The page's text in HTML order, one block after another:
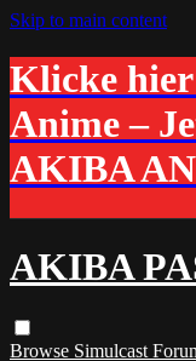
Skip to main content
Klicke
Anime –
AKIBA
AKIBA
Browse Simulcast